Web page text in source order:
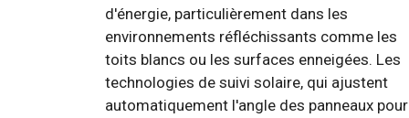
d'énergie, particulièrement dans les
environnements réfléchissants comme les
toits blancs ou les surfaces enneigées. Les
technologies de suivi solaire, qui ajustent
automatiquement l'angle des panneaux pour